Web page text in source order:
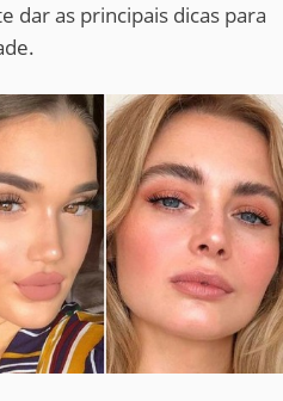
dar as principais dicas para